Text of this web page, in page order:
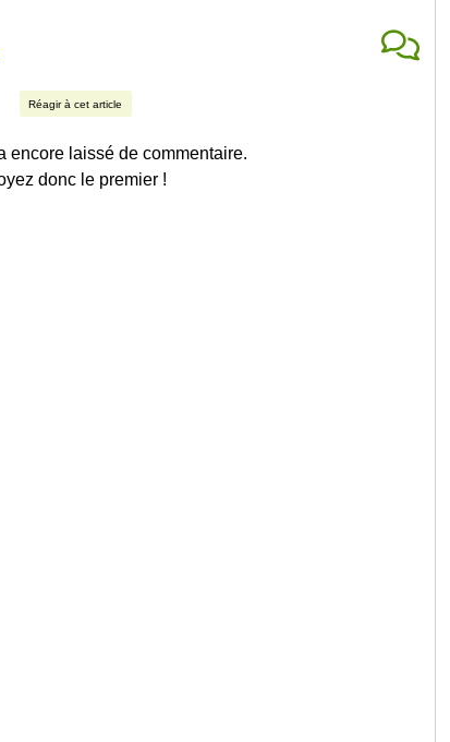
Réagir à cet article
encore laissé de commentaire.
donc le premier !